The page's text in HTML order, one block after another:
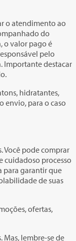
o atendimento ao
do
o valor pago é
pelo
Importante destacar
hidratantes,
envio, para o caso
Você pode comprar
cuidadoso processo
para garantir que
de suas
ofertas,
lembre-se de